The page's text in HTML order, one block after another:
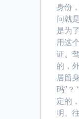
身份
问就
是为
用这
证、
的，
居留
码”？
定的
明、